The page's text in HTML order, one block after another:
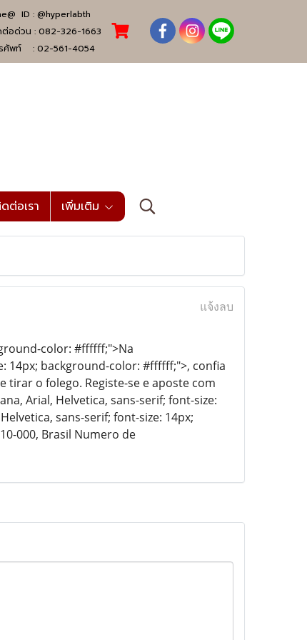
ID : @hyperlabth
อด่วน : 082-326-1663
ศัพท์ : 02-561-4054
ต่อเรา เพิ่มเติม
แจ้งลบ
color: #ffffff;">Na
14px; background-color: #ffffff;">, confia
tirar o folego. Registe-se e aposte com
Arial, Helvetica, sans-serif; font-size:
sans-serif; font-size: 14px;
000, Brasil Numero de